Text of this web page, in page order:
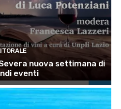
nuova settimana di
eventi